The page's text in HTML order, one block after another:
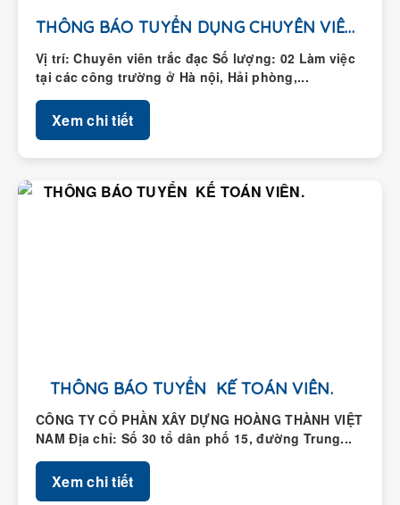
THÔNG BÁO TUYỂN DỤNG CHUYÊN VIÊN TRẮC ĐẠC
Vị trí: Chuyên viên trắc đạc Số lượng: 02 Làm việc
tại các công trường ở Hà nội, Hải phòng,...
Xem chi tiết
THÔNG BÁO TUYỂN KẾ TOÁN VIÊN.
CÔNG TY CỔ PHẦN XÂY DỰNG HOÀNG THÀNH VIỆT
NAM Địa chỉ: Số 30 tổ dân phố 15, đường Trung...
Xem chi tiết